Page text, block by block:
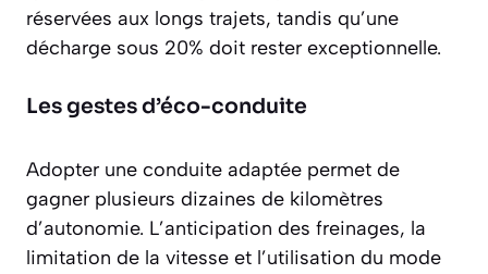
réservées aux longs trajets, tandis qu’une
décharge sous 20% doit rester exceptionnelle.
Les gestes d’éco-conduite
Adopter une conduite adaptée permet de
gagner plusieurs dizaines de kilomètres
d’autonomie. L’anticipation des freinages, la
limitation de la vitesse et l’utilisation du mode